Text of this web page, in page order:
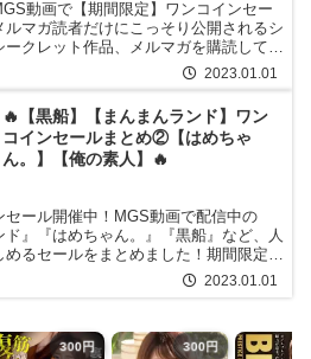
動画で【期間限定】ワンコインセー
マガ読者だけにこっそり公開されるシ
クレット作品、メルマガを購読してい
が… 購入ページのURLは メルマガでし
に、“メルマガ読者限定”の超レアキャ
か！見逃すと二度と手に入らないか
機会にチェックしてみてください！
2023.01.01
🔥【黒船】【まんまんランド】ワン
コインセールまとめ②【はめちゃ
ん。】【俺の素人】🔥
ール開催中！MGS動画で配信中の
ド』『はめちゃん。』『黒船』など、人
るセールをまとめました！期間限定価
🌟普段よりかなりお得な価格で購入でき
第では人気シリーズや話題作が対象にな
ため、気になる作品は早めのチェック
なチャンスを、ぜひお見逃しなく！
2023.01.01
300円 300円